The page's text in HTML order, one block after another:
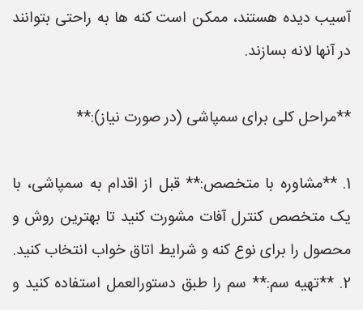
آسیب دیده هستند، ممکن است کنه ها به راحتی بتوانند
در آنها لانه بسازند.
**مراحل کلی برای سمپاشی (در صورت نیاز):**
1. **مشاوره با متخصص:** قبل از اقدام به سمپاشی، با
یک متخصص کنترل آفات مشورت کنید تا بهترین روش و
محصول را برای نوع کنه و شرایط اتاق خواب انتخاب کنید.
2. **تهیه سم:** سم را طبق دستورالعمل استفاده کنید و